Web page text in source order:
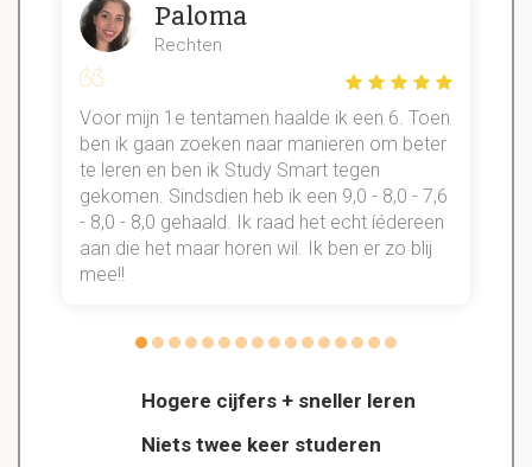
Hogere cijfers + sneller leren
Niets twee keer studeren
Paloma
Rechten
Voor mijn 1e tentamen haalde ik een 6. Toen
ben ik gaan zoeken naar manieren om beter
te leren en ben ik Study Smart tegen
gekomen. Sindsdien heb ik een 9,0 - 8,0 - 7,6
- 8,0 - 8,0 gehaald. Ik raad het echt íédereen
aan die het maar horen wil. Ik ben er zo blij
mee!!